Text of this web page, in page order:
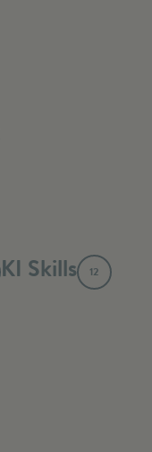
KI Skills 12